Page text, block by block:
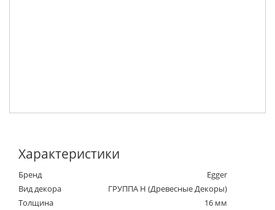
Характеристики
Бренд
Egger
Вид декора
ГРУППА Н (Древесные Декоры)
Толщина
16 мм